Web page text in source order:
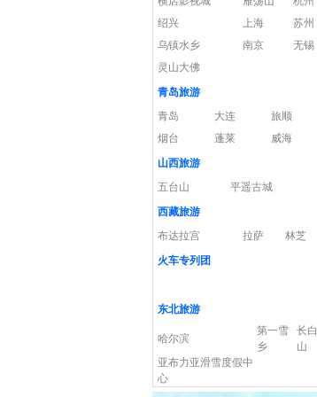
绍兴
上海
苏州
乌镇水乡
南京
无锡
灵山大佛
青岛旅游
青岛
大连
旅顺
烟台
蓬莱
威海
山西旅游
五台山
平遥古城
西藏旅游
布达拉宫
拉萨
林芝
火车专列团
东北旅游
哈尔滨
第一雪
乡
长白
山
亚布力亚滑雪度假中
心